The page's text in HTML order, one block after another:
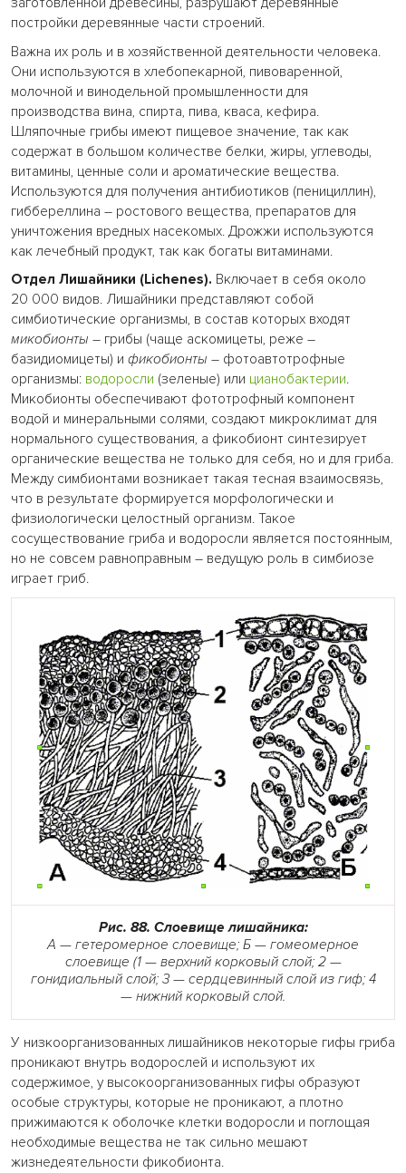
заготовленной древесины, разрушают деревянные
постройки деревянные части строений.
Важна их роль и в хозяйственной деятельности человека.
Они используются в хлебопекарной, пивоваренной,
молочной и винодельной промышленности для
производства вина, спирта, пива, кваса, кефира.
Шляпочные грибы имеют пищевое значение, так как
содержат в большом количестве белки, жиры, углеводы,
витамины, ценные соли и ароматические вещества.
Используются для получения антибиотиков (пенициллин),
гиббереллина – ростового вещества, препаратов для
уничтожения вредных насекомых. Дрожжи используются
как лечебный продукт, так как богаты витаминами.
Отдел Лишайники (Lichenes). Включает в себя около
20 000 видов. Лишайники представляют собой
симбиотические организмы, в состав которых входят
микобионты – грибы (чаще аскомицеты, реже –
базидиомицеты) и фикобионты – фотоавтотрофные
организмы: водоросли (зеленые) или цианобактерии.
Микобионты обеспечивают фототрофный компонент
водой и минеральными солями, создают микроклимат для
нормального существования, а фикобионт синтезирует
органические вещества не только для себя, но и для гриба.
Между симбионтами возникает такая тесная взаимосвязь,
что в результате формируется морфологически и
физиологически целостный организм. Такое
сосуществование гриба и водоросли является постоянным,
но не совсем равноправным – ведущую роль в симбиозе
играет гриб.
Рис. 88. Слоевище лишайника:
А — гетеромерное слоевище; Б — гомеомерное
слоевище (1 — верхний корковый слой; 2 —
гонидиальный слой; 3 — сердцевинный слой из гиф; 4
— нижний корковый слой.
У низкоорганизованных лишайников некоторые гифы гриба
проникают внутрь водорослей и используют их
содержимое, у высокоорганизованных гифы образуют
особые структуры, которые не проникают, а плотно
прижимаются к оболочке клетки водоросли и поглощая
необходимые вещества не так сильно мешают
жизнедеятельности фикобионта.